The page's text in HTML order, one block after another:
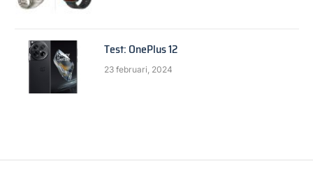
Test: OnePlus 12
23 februari, 2024